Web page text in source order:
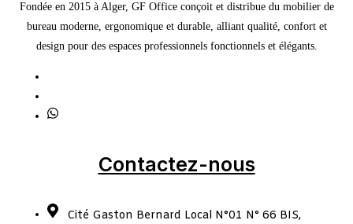
Fondée en 2015 à Alger, GF Office conçoit et distribue du mobilier de
bureau moderne, ergonomique et durable, alliant qualité, confort et
design pour des espaces professionnels fonctionnels et élégants.
Contactez-nous
Cité Gaston Bernard Local N°01 N° 66 BIS,